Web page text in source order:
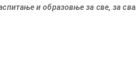
и образовње за све, за